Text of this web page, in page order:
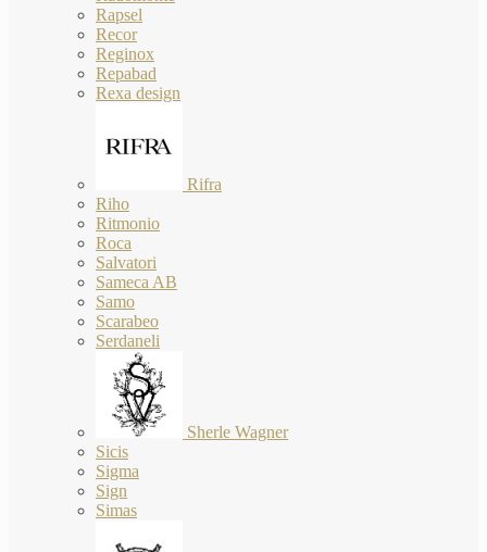
Rapsel
Recor
Reginox
Repabad
Rexa design
Rifra
Riho
Ritmonio
Roca
Salvatori
Sameca AB
Samo
Scarabeo
Serdaneli
Sherle Wagner
Sicis
Sigma
Sign
Simas